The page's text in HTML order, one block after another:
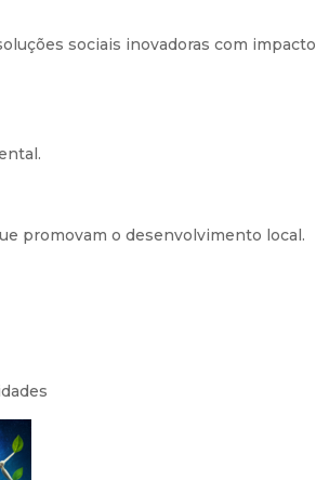
sociais inovadoras com impacto
promovam o desenvolvimento local.